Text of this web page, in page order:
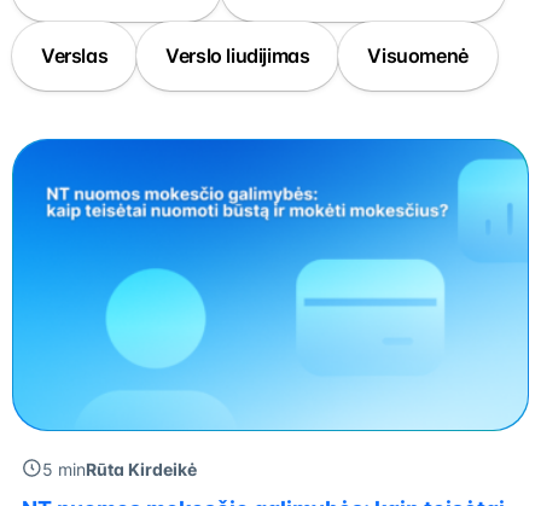
Verslas Verslo liudijimas Visuomenė
5 minRūta Kirdeikė